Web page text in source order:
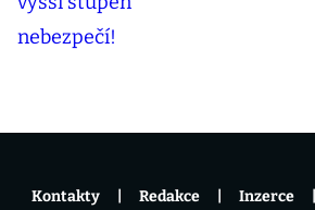
Kontakty Redakce Inzerce